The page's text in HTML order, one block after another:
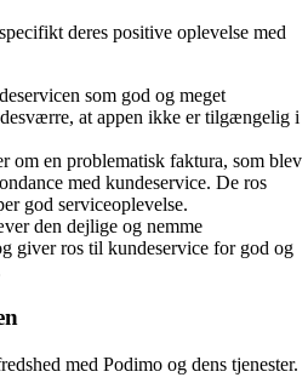
deres positive oplevelse med
som god og meget
at appen ikke er tilgængelig i
om en problematisk faktura, som blev
med kundeservice. De ros
god serviceoplevelse.
den dejlige og nemme
giver ros til kundeservice for god og
med Podimo og dens tjenester.